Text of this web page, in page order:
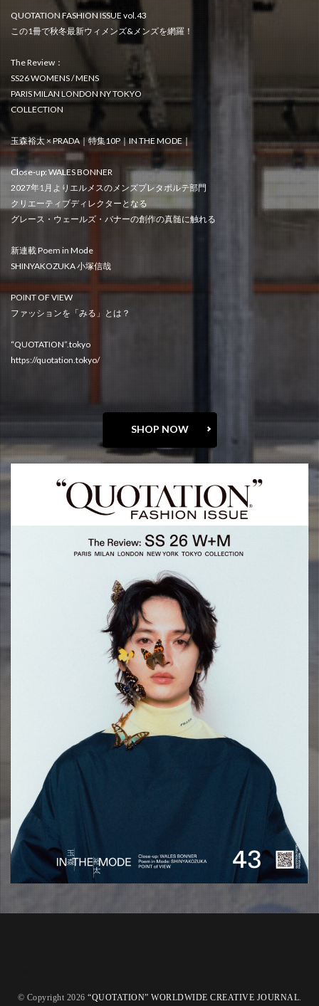
QUOTATION FASHION ISSUE vol.43
この1冊で秋冬最新ウィメンズ&メンズを網羅！
The Review：
SS26 WOMENS / MENS
PARIS MILAN LONDON NY TOKYO
COLLECTION
玉森裕太 × PRADA｜特集10P｜IN THE MODE｜
Close-up: WALES BONNER
2027年1月よりエルメスのメンズプレタポルテ部門
クリエーティブディレクターとなる
グレース・ウェールズ・バナーの創作の真髄に触れる
新連載 Poem in Mode
SHINYAKOZUKA 小塚信哉
POINT OF VIEW
ファッションを「みる」とは？
“QUOTATION”.tokyo
https://quotation.tokyo/
SHOP NOW
© Copyright 2026 “QUOTATION” WORLDWIDE CREATIVE JOURNAL.